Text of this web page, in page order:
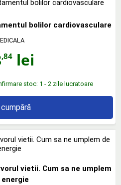
bolilor cardiovasculare
,84 lei
stoc: 1 - 2 zile lucratoare
cumpără
vietii. Cum sa ne umplem
energie